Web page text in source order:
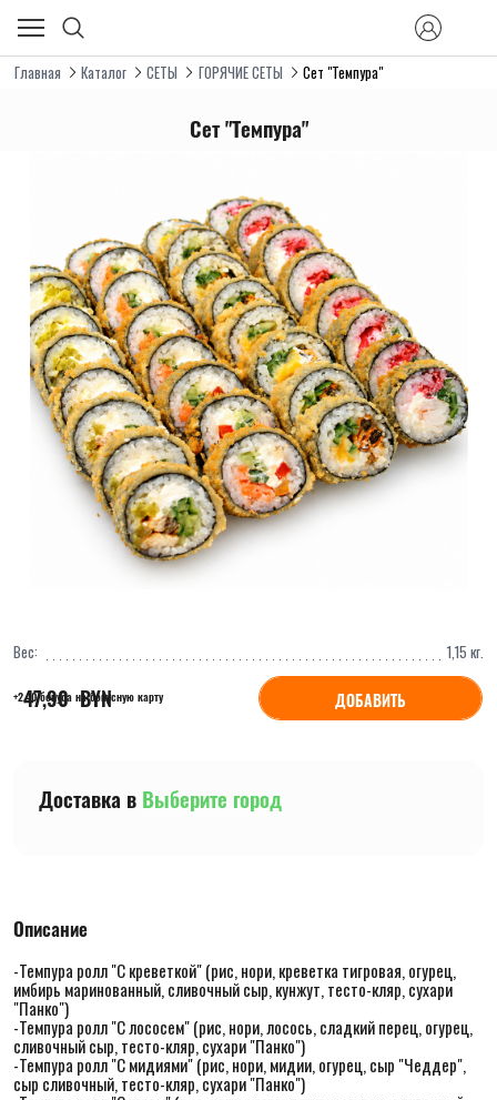
Главная Каталог СЕТЫ ГОРЯЧИЕ СЕТЫ Сет "Темпура"
Сет "Темпура"
Вес: 1,15 кг.
47,90
  BYN
+2,40 бонуса на бонусную карту ДОБАВИТЬ
Доставка в Выберите город
Описание
-Темпура ролл "С креветкой" (рис, нори, креветка тигровая, огурец,
имбирь маринованный, сливочный сыр, кунжут, тесто-кляр, сухари
"Панко")
-Темпура ролл "С лососем" (рис, нори, лосось, сладкий перец, огурец,
сливочный сыр, тесто-кляр, сухари "Панко")
-Темпура ролл "С мидиями" (рис, нори, мидии, огурец, сыр "Чеддер",
сыр сливочный, тесто-кляр, сухари "Панко")